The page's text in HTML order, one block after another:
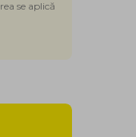
se aplică